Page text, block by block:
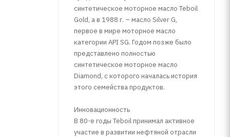
синтетическое моторное масло Teboil
Gold, а в 1988 г. – масло Silver G,
первое в мире моторное масло
категории API SG. Годом позже было
представлено полностью
синтетическое моторное масло
Diamond, с которого началась история
этого семейства продуктов.
Инновационность
В 80-е годы Teboil принимал активное
участие в развитии нефтяной отрасли